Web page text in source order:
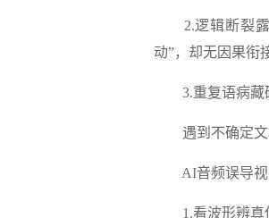
2.逻辑断裂
动”，却无因果衔
3.重复语病藏
遇到不确定文
AI音频误导
1.看波形辨真